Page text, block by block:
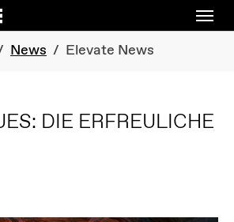
News Elevate News
DIE ERFREULICHE